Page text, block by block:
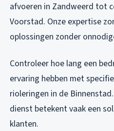
afvoeren in Zandweerd tot
Voorstad. Onze expertise
oplossingen zonder
Controleer hoe lang een
ervaring hebben met
rioleringen in de
dienst betekent vaak een
klanten.